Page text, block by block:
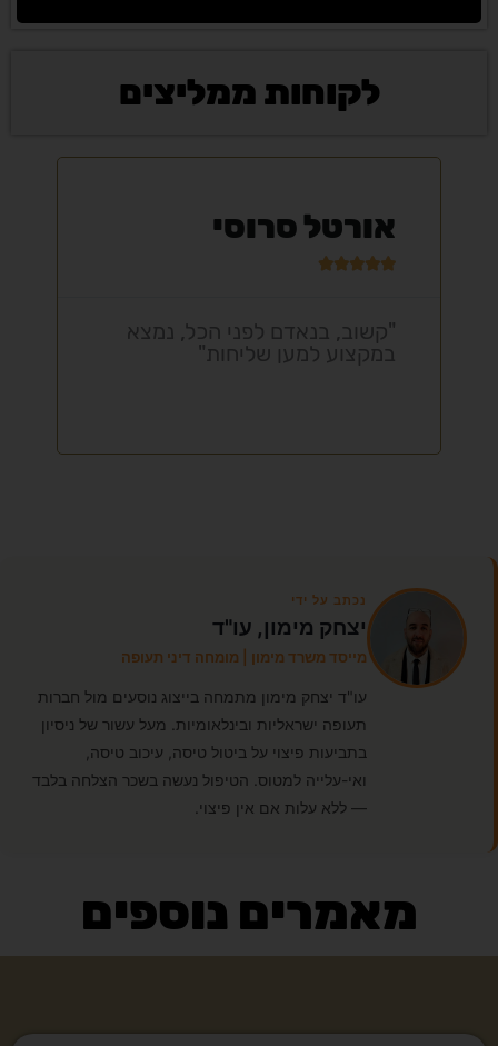
לקוחות ממליצים
ולדימיר גרשנזון





"תותח על חלל, שירות מיוחד,
מקצועי ביותר"
נכתב על ידי
יצחק מימון, עו"ד
מייסד משרד מימון | מומחה דיני תעופה
עו"ד יצחק מימון מתמחה בייצוג נוסעים מול חברות
תעופה ישראליות ובינלאומיות. מעל עשור של ניסיון
בתביעות פיצוי על ביטול טיסה, עיכוב טיסה,
ואי-עלייה למטוס. הטיפול נעשה בשכר הצלחה בלבד
— ללא עלות אם אין פיצוי.
מאמרים נוספים